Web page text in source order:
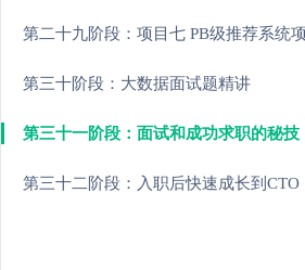
第二十九阶段：项目七 PB级推荐系统
第三十阶段：大数据面试题精讲
第三十一阶段：面试和成功求职的秘技
第三十二阶段：入职后快速成长到CTO